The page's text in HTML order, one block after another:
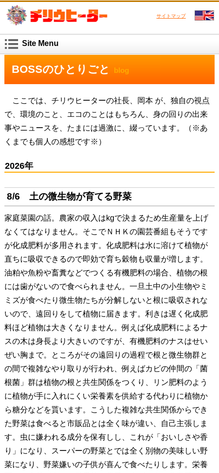
サイトマップ
Site Menu
BOSSのひとりごと blog
ここでは、チリウヒーターの社長、岡本 が、独自の視点
で、環境のこと、エコのことはもちろん、身の回りの出来
事やニュースを、たまには過激に、綴っています。
（※あ
くまでも個人の感想です※）
2026年
8/6 土の微生物が育てる野菜
家庭菜園の話。農家の収入はkgで決まるため生産量を上げ
なくてはなりません。そこでＮＨＫの園芸番組もそうです
が化成肥料が多用されます。化成肥料は水に溶けて植物が
直ちに吸収できるので即効で育ち穀物も収量が増します。
油粕や魚粉や畜糞などでつくる有機肥料の場合、植物の根
には歯がないので食べられません。一旦土中の小生物やミ
ミズが食べたり微生物たちが分解しないと根に吸収されな
いので、遠回りをして植物に届きます。利きは遅く化成肥
料ほど植物は大きくなりません。例えば化成肥料によるナ
スの木は身長より大きいのですが、有機肥料のナスはせい
ぜい胸まで。ところがその遠回りの過程で根と微生物群と
の間で複雑なやり取りが行われ、例えばカビの仲間の「菌
根菌」群は植物の根と共生関係をつくり、リン肥料のよう
に植物が手に入れにくい栄養素を供給する代わりに植物か
ら糖分などを貰います。こうした複雑な共生関係からでき
た野菜は食べると市販品とは全く味が違い、自己主張しま
す。虫に嫌われる成分を保有しし、これが「おいしさや香
り」になり、スーパーの野菜とでは全く別物の美味しい野
菜になり、野菜嫌いの子供が喜んで食べたりします。栄養